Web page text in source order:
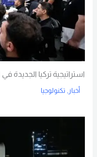
استراتيجية تركيا الجديدة
أخبار تكنولوجيا